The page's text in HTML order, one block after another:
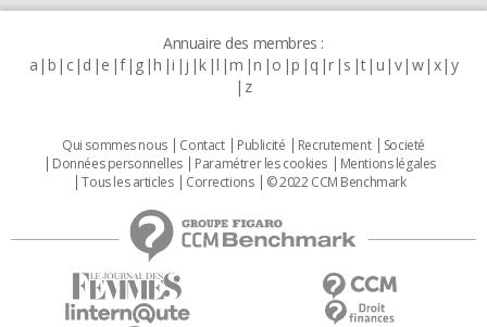
Annuaire des membres :
a b c d e f g h i j k l m n o p q r s t u v w x y
z
Qui sommes nous Contact Publicité Recrutement
Societé
Données personnelles
Paramétrer les cookies
Mentions légales
Tous les articles
Corrections © 2022 CCM Benchmark